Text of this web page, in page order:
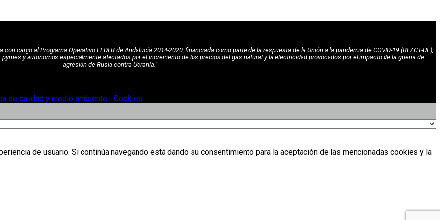
con cargo al Programa Operativo FEDER de Andalucía 2014-2020, financiada como parte de la respuesta de la Unión a la pandemia de COVID-19 (REACT-UE),
y autónomos especialmente afectados por el incremento de los precios del gas natural y la electricidad provocados por el impacto de la guerra de
agresión de Rusia contra Ucrania."
de calidad y medio ambiente Cookies
de usuario. Si continúa navegando está dando su consentimiento para la aceptación de las mencionadas cookies y la